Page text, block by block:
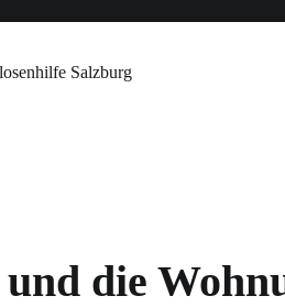
Blog Veranstaltungen
die